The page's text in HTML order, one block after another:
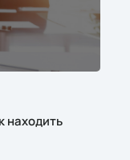
находить